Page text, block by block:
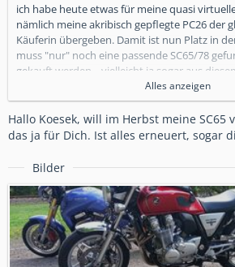
ich habe heute etwas für meine quasi
nämlich meine akribisch gepflegte PC26 der
Käuferin übergeben. Damit ist nun Platz in
muss "nur" noch eine passende SC65/78
gekauft werden... vielleicht ja sogar aus
VG
Alles anzeigen
Hallo Koesek, will im Herbst meine SC65
das ja für Dich. Ist alles erneuert, sogar
Bilder